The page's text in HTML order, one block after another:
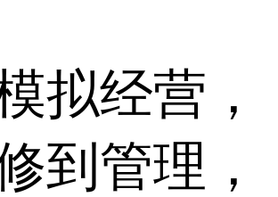
拟经营，
到管理，